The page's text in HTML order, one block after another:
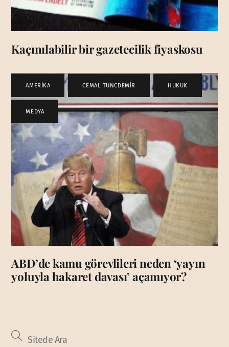
Kaçınılabilir bir gazetecilik fiyaskosu
AMERİKA , CEMAL TUNCDEMİR , HUKUK
MEDYA
ABD’de kamu görevlileri neden ‘yayın
yoluyla hakaret davası’ açamıyor?